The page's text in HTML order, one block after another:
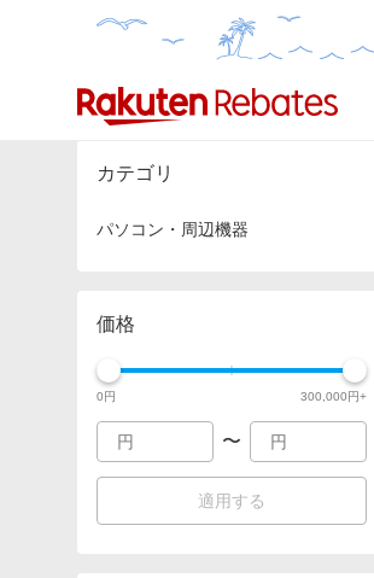
カテゴリー一覧
カテゴリ
パソコン・周辺機器
価格
0円 300,000円+
〜
適用する